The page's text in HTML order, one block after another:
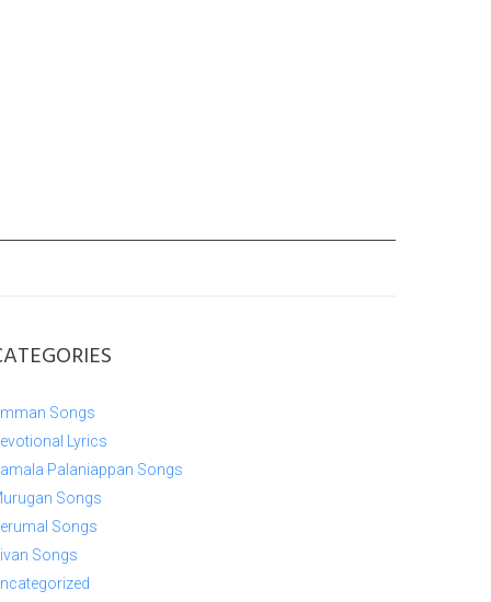
Songs
Lyrics
Palaniappan Songs
Songs
Songs
Songs